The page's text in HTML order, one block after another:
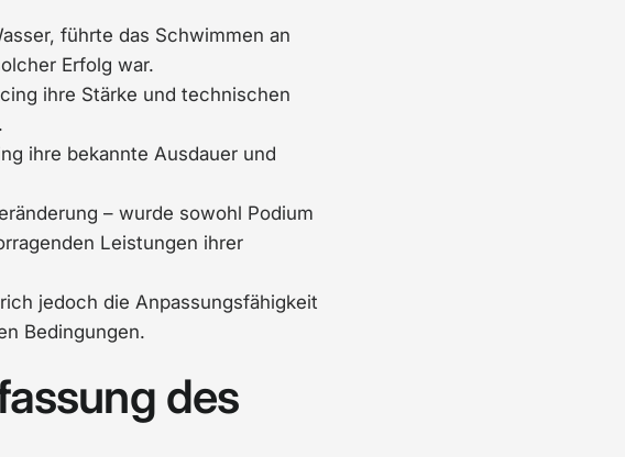
führte das Schwimmen an
Erfolg war.
ihre Stärke und technischen
ihre bekannte Ausdauer und
– wurde sowohl Podium
Leistungen ihrer
jedoch die Anpassungsfähigkeit
Bedingungen.
des